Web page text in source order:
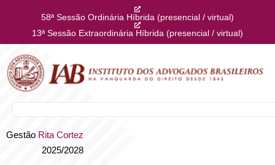
58ª Sessão Ordinária Híbrida (presencial / virtual)
13ª Sessão Extraordinária Híbrida (presencial / virtual)
Gestão Rita Cortez
2025/2028